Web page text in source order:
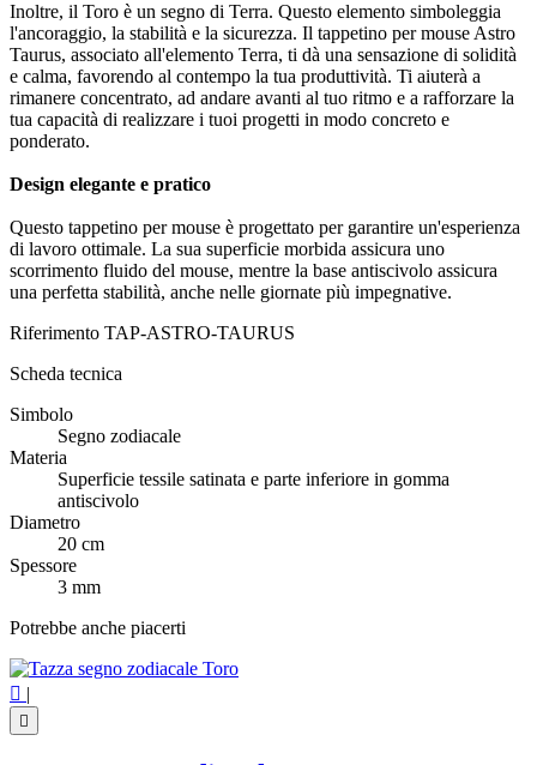
Inoltre, il Toro è un segno di Terra. Questo elemento simboleggia
l'ancoraggio, la stabilità e la sicurezza. Il tappetino per mouse Astro
Taurus, associato all'elemento Terra, ti dà una sensazione di solidità
e calma, favorendo al contempo la tua produttività. Ti aiuterà a
rimanere concentrato, ad andare avanti al tuo ritmo e a rafforzare la
tua capacità di realizzare i tuoi progetti in modo concreto e
ponderato.
Design elegante e pratico
Questo tappetino per mouse è progettato per garantire un'esperienza
di lavoro ottimale. La sua superficie morbida assicura uno
scorrimento fluido del mouse, mentre la base antiscivolo assicura
una perfetta stabilità, anche nelle giornate più impegnative.
Riferimento TAP-ASTRO-TAURUS
Scheda tecnica
Simbolo
Segno zodiacale
Materia
Superficie tessile satinata e parte inferiore in gomma
antiscivolo
Diametro
20 cm
Spessore
3 mm
Potrebbe anche piacerti
 |
